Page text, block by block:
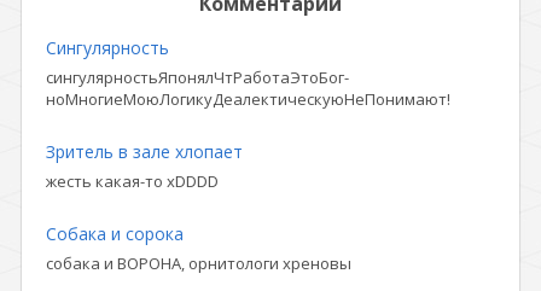
Сингулярность
сингулярностьЯпонялЧтРаботаЭтоБог-
ноМногиеМоюЛогикуДеалектическуюНеПонимают!
Зритель в зале хлопает
жесть какая-то xDDDD
Собака и сорока
собака и ВОРОНА, орнитологи хреновы